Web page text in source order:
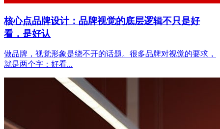
核心点品牌设计：品牌视觉的底层逻辑不只是好
看，是好认
做品牌，视觉形象是绕不开的话题。很多品牌对视觉的要求，
就是两个字：好看...